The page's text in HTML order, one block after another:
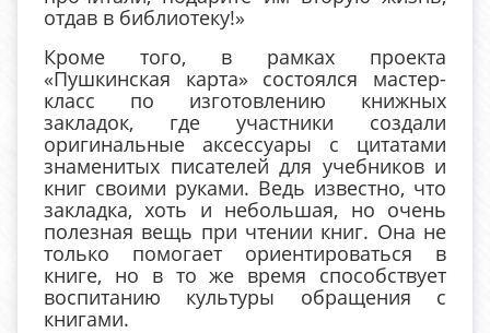
отдав в библиотеку!»
Кроме того, в рамках проекта
«Пушкинская карта» состоялся мастер-
класс по изготовлению книжных
закладок, где участники создали
оригинальные аксессуары с цитатами
знаменитых писателей для учебников и
книг своими руками. Ведь известно, что
закладка, хоть и небольшая, но очень
полезная вещь при чтении книг. Она не
только помогает ориентироваться в
книге, но в то же время способствует
воспитанию культуры обращения с
книгами.